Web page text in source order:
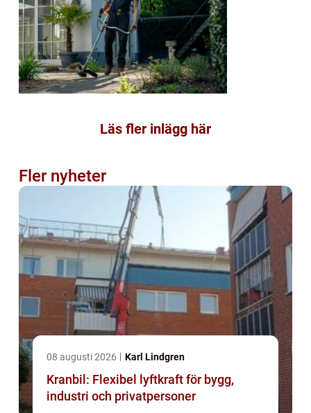
Läs fler inlägg här
Fler nyheter
08 augusti 2026 Karl Lindgren
Kranbil: Flexibel lyftkraft för bygg,
industri och privatpersoner